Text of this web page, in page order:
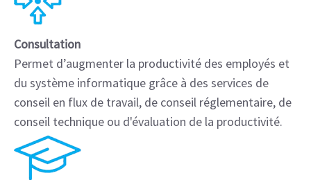
Consultation
Permet d’augmenter la productivité des employés et
du système informatique grâce à des services de
conseil en flux de travail, de conseil réglementaire, de
conseil technique ou d'évaluation de la productivité.